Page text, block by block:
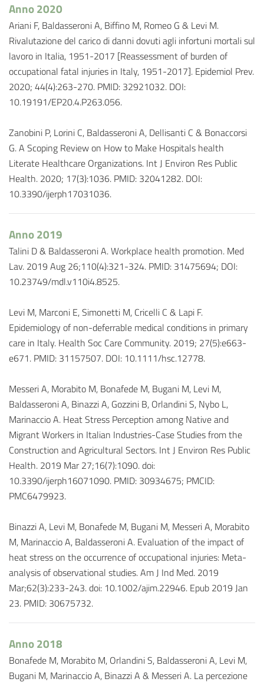
Anno 2020
Ariani F, Baldasseroni A, Biffino M, Romeo G & Levi M.
Rivalutazione del carico di danni dovuti agli infortuni mortali sul
lavoro in Italia, 1951-2017 [Reassessment of burden of
occupational fatal injuries in Italy, 1951-2017]. Epidemiol Prev.
2020; 44(4):263-270. PMID: 32921032. DOI:
10.19191/EP20.4.P263.056.
Zanobini P, Lorini C, Baldasseroni A, Dellisanti C & Bonaccorsi
G. A Scoping Review on How to Make Hospitals health
Literate Healthcare Organizations. Int J Environ Res Public
Health. 2020; 17(3):1036. PMID: 32041282. DOI:
10.3390/ijerph17031036.
Anno 2019
Talini D & Baldasseroni A. Workplace health promotion. Med
Lav. 2019 Aug 26;110(4):321-324. PMID: 31475694; DOI:
10.23749/mdl.v110i4.8525.
Levi M, Marconi E, Simonetti M, Cricelli C & Lapi F.
Epidemiology of non-deferrable medical conditions in primary
care in Italy. Health Soc Care Community. 2019; 27(5):e663-
e671. PMID: 31157507. DOI: 10.1111/hsc.12778.
Messeri A, Morabito M, Bonafede M, Bugani M, Levi M,
Baldasseroni A, Binazzi A, Gozzini B, Orlandini S, Nybo L,
Marinaccio A. Heat Stress Perception among Native and
Migrant Workers in Italian Industries-Case Studies from the
Construction and Agricultural Sectors. Int J Environ Res Public
Health. 2019 Mar 27;16(7):1090. doi:
10.3390/ijerph16071090. PMID: 30934675; PMCID:
PMC6479923.
Binazzi A, Levi M, Bonafede M, Bugani M, Messeri A, Morabito
M, Marinaccio A, Baldasseroni A. Evaluation of the impact of
heat stress on the occurrence of occupational injuries: Meta-
analysis of observational studies. Am J Ind Med. 2019
Mar;62(3):233-243. doi: 10.1002/ajim.22946. Epub 2019 Jan
23. PMID: 30675732.
Anno 2018
Bonafede M, Morabito M, Orlandini S, Baldasseroni A, Levi M,
Bugani M, Marinaccio A, Binazzi A & Messeri A. La percezione